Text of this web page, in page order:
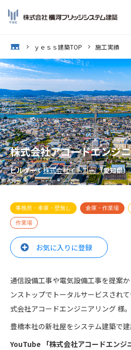
ｙｅｓｓ建築TOP 施工実績
株式会社アコードエンジ
ビルダー：株式会社イトコー（愛知県）
事務所・車庫・壁無し 倉庫・作業場
作業場
お気に入りに登録
通信設備工事や電気設備工事を提案
ンストップでトータルサービスされ
式会社アコードエンジニアリング 様。
豊橋本社の新社屋をシステム建築で建
YouTube 「株式会社アコードエンジ